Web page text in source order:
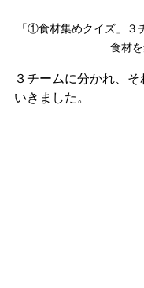
「①食材集めクイズ」３
食材
３チームに分かれ、
いきました。